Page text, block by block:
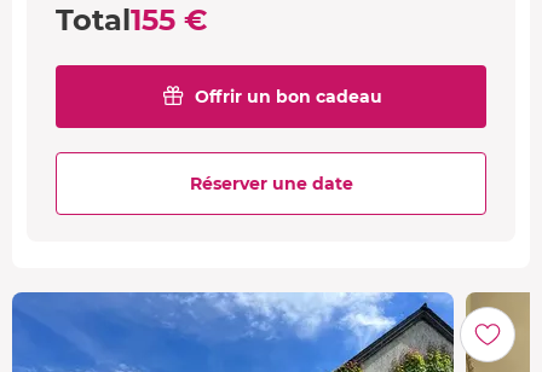
Total155 €
Offrir un bon cadeau
Réserver une date